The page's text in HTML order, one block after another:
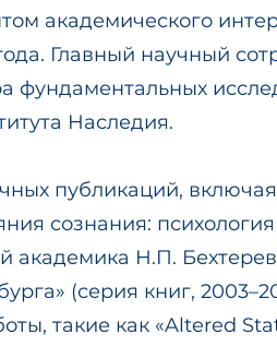
академического
Главный научный
фундаментальных
Наследия.
публикаций,
сознания:
академика Н.П.
(серия книг,
такие как «Altered